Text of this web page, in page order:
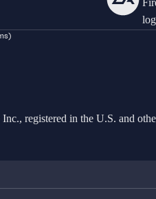
registered in the U.S. and